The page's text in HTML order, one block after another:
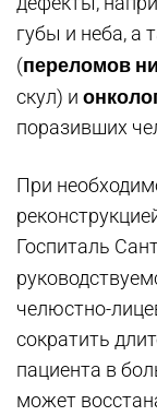
губы и неба, а
(переломов
скул) и
поразивших
При
Госпиталь
челюстно-
сократить
пациента в
может